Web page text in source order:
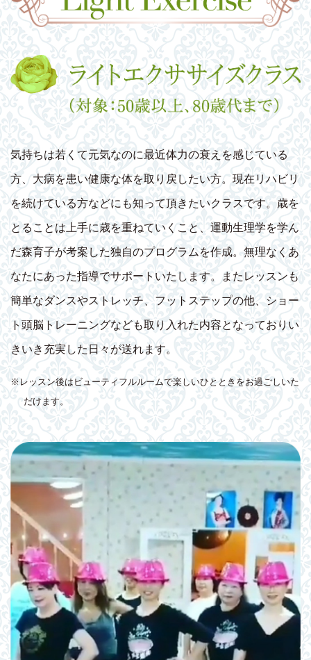
気持ちは若くて元気なのに最近体力の衰えを感じている
方、大病を患い健康な体を取り戻したい方。現在リハビリ
を続けている方などにも知って頂きたいクラスです。歳を
とることは上手に歳を重ねていくこと、運動生理学を学ん
だ森育子が考案した独自のプログラムを作成。無理なくあ
なたにあった指導でサポートいたします。またレッスンも
簡単なダンスやストレッチ、フットステップの他、ショー
ト頭脳トレーニングなども取り入れた内容となっておりい
きいき充実した日々が送れます。
※レッスン後はビューティフルルームで楽しいひとときをお過ごしいた
だけます。